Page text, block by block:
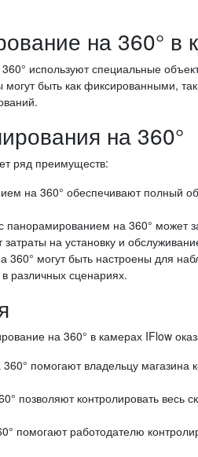
на 360° в
используют специальные
быть как фиксированными,
на 360°
ряд преимуществ:
на 360° обеспечивают полный
панорамированием на 360° может
на установку и
могут быть настроены для
различных сценариях.
на 360° в камерах IFlow
помогают владельцу магазина
позволяют контролировать весь
помогают работодателю